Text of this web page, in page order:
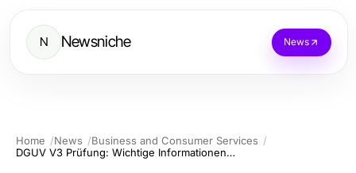
N Newsniche News
Home News
Business and Consumer Services
DGUV V3 Prüfung: Wichtige Informationen für Unternehmen zur Sicherheit elektrischer Anlagen